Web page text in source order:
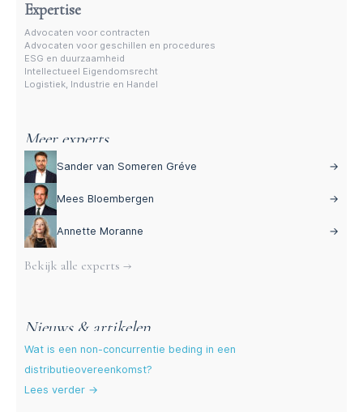
Expertise
Advocaten voor contracten
Advocaten voor geschillen en procedures
ESG en duurzaamheid
Intellectueel Eigendomsrecht
Logistiek, Industrie en Handel
Meer experts
Sander van Someren Gréve →
Mees Bloembergen →
Annette Moranne →
Bekijk alle experts →
Nieuws & artikelen
Wat is een non-concurrentie beding in een
distributieovereenkomst?
Lees verder →